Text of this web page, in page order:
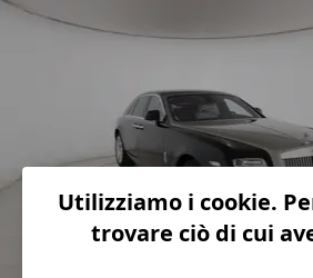
Utilizziamo i cookie.
trovare ciò di cui